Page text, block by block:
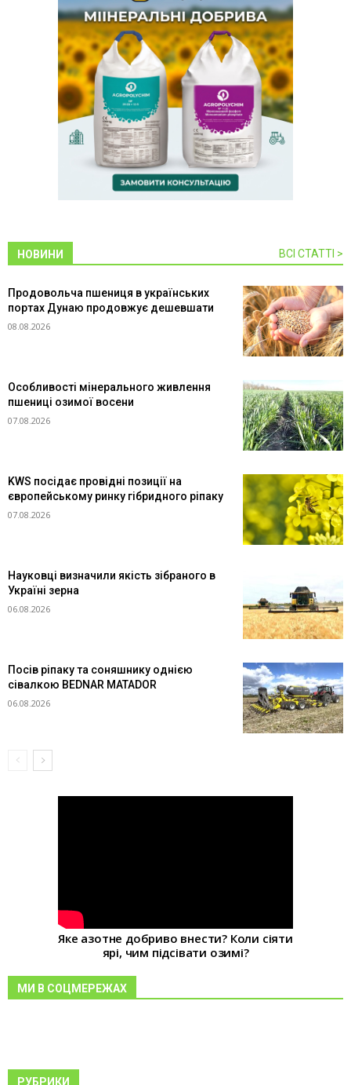
НОВИНИ ВСІ СТАТТІ >
Продовольча пшениця в українських
портах Дунаю продовжує дешевшати
08.08.2026
Особливості мінерального живлення
пшениці озимої восени
07.08.2026
KWS посідає провідні позиції на
європейському ринку гібридного ріпаку
07.08.2026
Науковці визначили якість зібраного в
Україні зерна
06.08.2026
Посів ріпаку та соняшнику однією
сівалкою BEDNAR MATADOR
06.08.2026
Яке азотне добриво внести? Коли сіяти
ярі, чим підсівати озимі?
МИ В СОЦМЕРЕЖАХ
РУБРИКИ